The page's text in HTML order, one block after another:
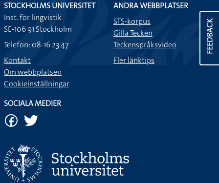
FEEDBACK
STOCKHOLMS UNIVERSITET
Inst. för lingvistik
SE-106 91 Stockholm
Telefon: 08-16 23 47
Kontakt
Om webbplatsen
Cookieinställningar
ANDRA WEBBPLATSER
STS-korpus
Gilla Tecken
Teckenspråksvideo
Fler länktips
SOCIALA MEDIER